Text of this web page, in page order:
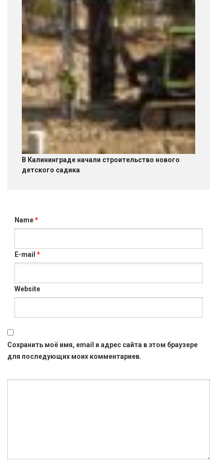
В Калининграде начали строительство нового
детского садика
Name*
E-mail *
Website
Сохранить моё имя, email и адрес сайта в этом браузере
для последующих моих комментариев.